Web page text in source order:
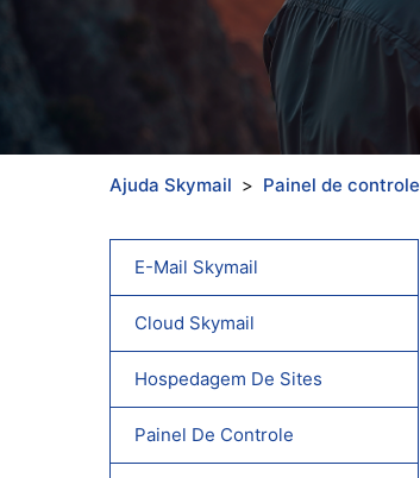
Ajuda Skymail Painel de controle
E-Mail Skymail
Cloud Skymail
Hospedagem De Sites
Painel De Controle